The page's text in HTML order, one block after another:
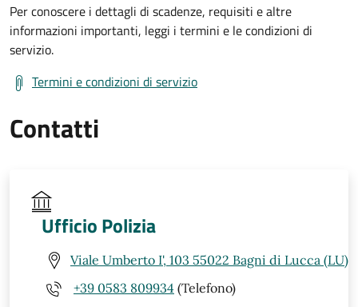
Per conoscere i dettagli di scadenze, requisiti e altre
informazioni importanti, leggi i termini e le condizioni di
servizio.
Termini e condizioni di servizio
Contatti
Ufficio Polizia
Viale Umberto I', 103 55022 Bagni di Lucca (LU)
+39 0583 809934 (Telefono)